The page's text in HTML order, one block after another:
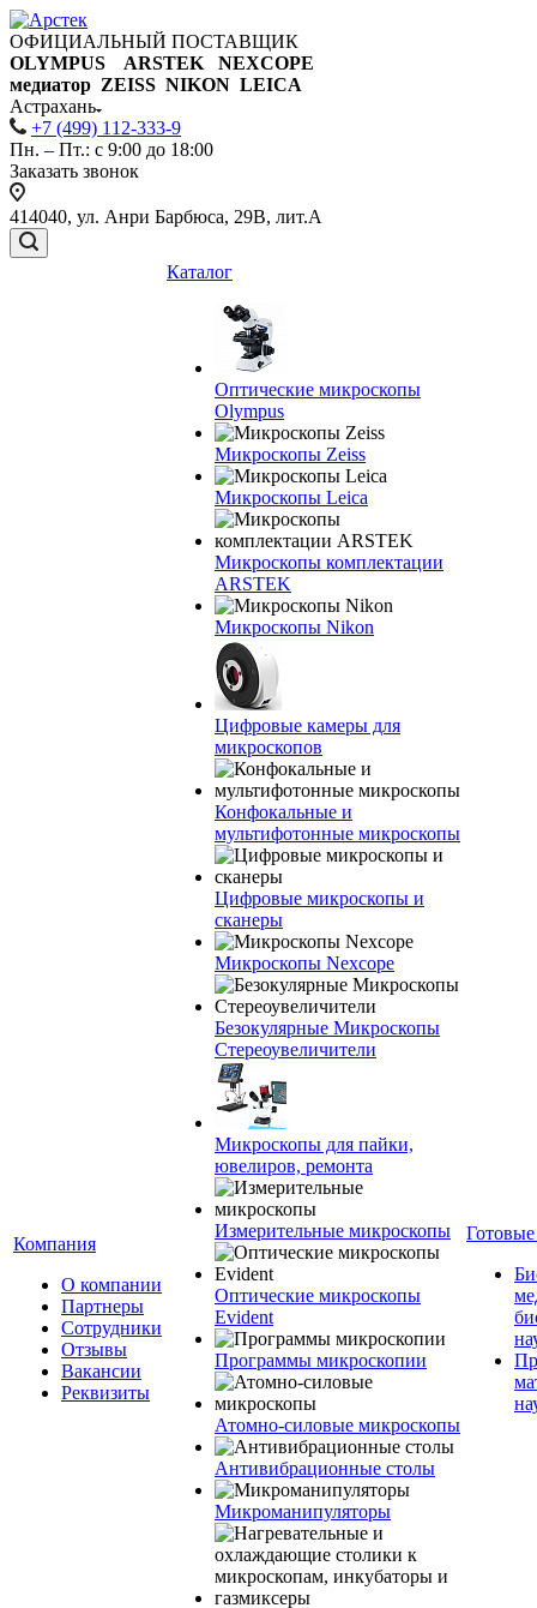
ОФИЦИАЛЬНЫЙ ПОСТАВЩИК
OLYMPUS ARSTEK NEXCOPE
медиатор ZEISS NIKON LEICA
Астрахань
+7 (499) 112-333-9
Пн. – Пт.: с 9:00 до 18:00
Заказать звонок
414040, ул. Анри Барбюса, 29В, лит.А
Компания
О компании
Партнеры
Сотрудники
Отзывы
Вакансии
Реквизиты
Каталог
Оптические микроскопы
Olympus
Микроскопы Zeiss
Микроскопы Leica
Микроскопы комплектации
ARSTEK
Микроскопы Nikon
Цифровые камеры для
микроскопов
Конфокальные и
мультифотонные микроскопы
Цифровые микроскопы и
сканеры
Микроскопы Nexcope
Безокулярные Микроскопы
Стереоувеличители
Микроскопы для пайки,
ювелиров, ремонта
Измерительные микроскопы
Оптические микроскопы
Evident
Программы микроскопии
Атомно-силовые микроскопы
Антивибрационные столы
Микроманипуляторы